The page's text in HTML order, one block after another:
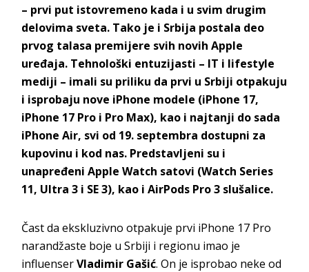
– prvi put istovremeno kada i u svim drugim
delovima sveta. Tako je i Srbija postala deo
prvog talasa premijere svih novih Apple
uređaja. Tehnološki entuzijasti – IT i lifestyle
mediji – imali su priliku da prvi u Srbiji otpakuju
i isprobaju nove iPhone modele (iPhone 17,
iPhone 17 Pro i Pro Max), kao i najtanji do sada
iPhone Air, svi od 19. septembra dostupni za
kupovinu i kod nas. Predstavljeni su i
unapređeni Apple Watch satovi (Watch Series
11, Ultra 3 i SE 3), kao i AirPods Pro 3 slušalice.
Čast da ekskluzivno otpakuje prvi iPhone 17 Pro
narandžaste boje u Srbiji i regionu imao je
influenserVladimir Gašić. On je isprobao neke od